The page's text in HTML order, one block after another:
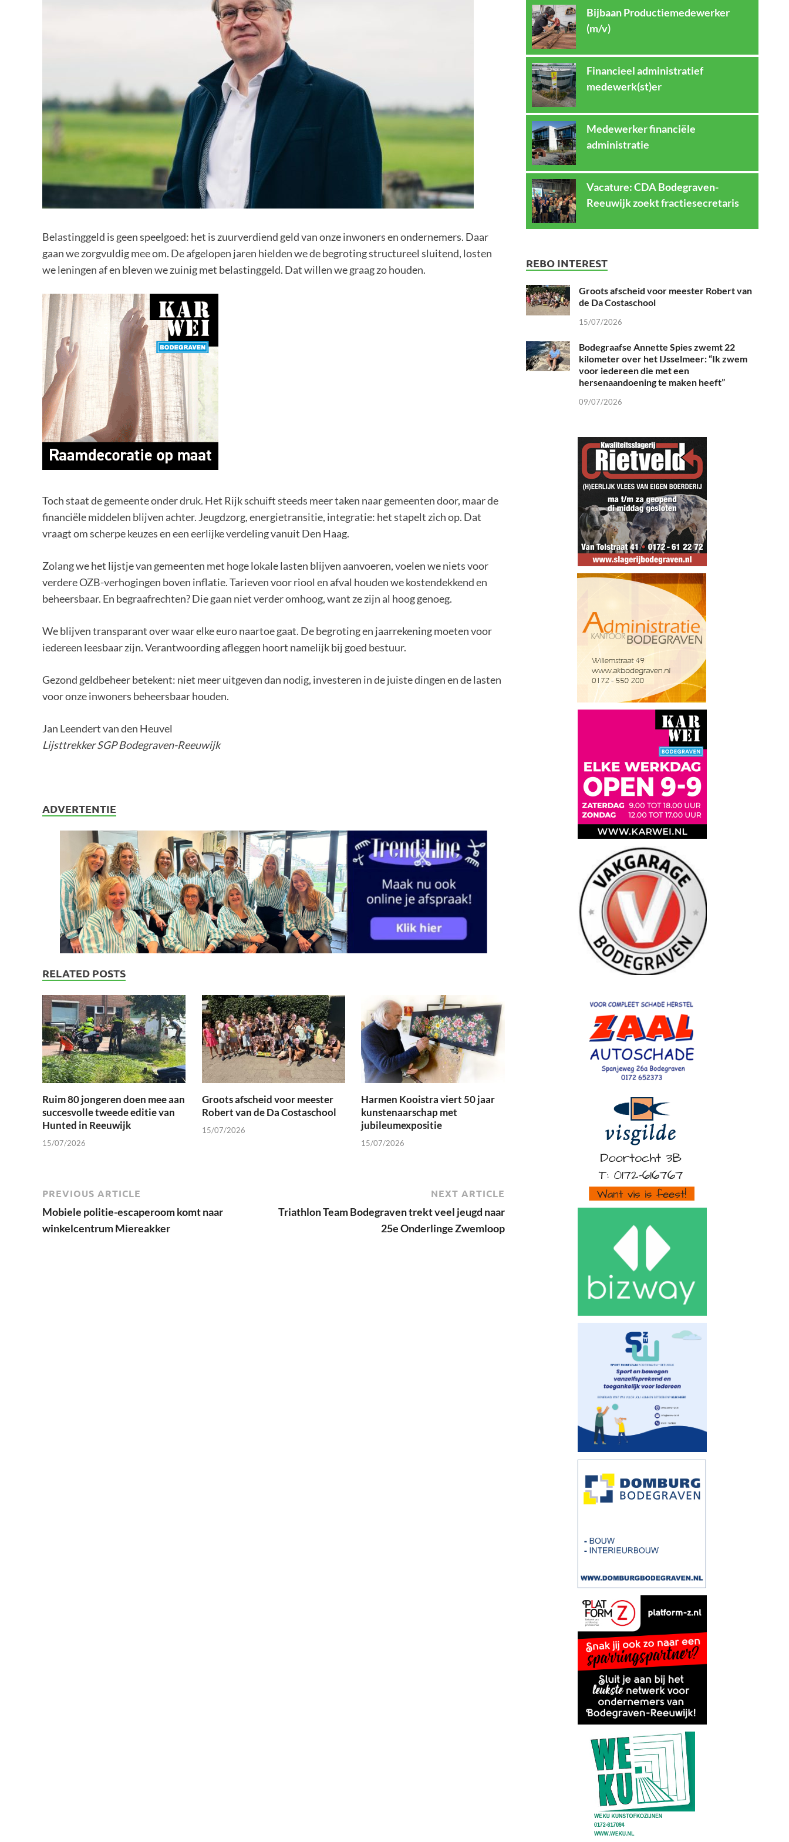
Belastinggeld is geen speelgoed: het is zuurverdiend geld van onze inwoners en ondernemers. Daar
gaan we zorgvuldig mee om. De afgelopen jaren hielden we de begroting structureel sluitend, losten
we leningen af en bleven we zuinig met belastinggeld. Dat willen we graag zo houden.
Toch staat de gemeente onder druk. Het Rijk schuift steeds meer taken naar gemeenten door, maar de
financiële middelen blijven achter. Jeugdzorg, energietransitie, integratie: het stapelt zich op. Dat
vraagt om scherpe keuzes en een eerlijke verdeling vanuit Den Haag.
Zolang we het lijstje van gemeenten met hoge lokale lasten blijven aanvoeren, voelen we niets voor
verdere OZB-verhogingen boven inflatie. Tarieven voor riool en afval houden we kostendekkend en
beheersbaar. En begraafrechten? Die gaan niet verder omhoog, want ze zijn al hoog genoeg.
We blijven transparant over waar elke euro naartoe gaat. De begroting en jaarrekening moeten voor
iedereen leesbaar zijn. Verantwoording afleggen hoort namelijk bij goed bestuur.
Gezond geldbeheer betekent: niet meer uitgeven dan nodig, investeren in de juiste dingen en de lasten
voor onze inwoners beheersbaar houden.
Jan Leendert van den Heuvel
Lijsttrekker SGP Bodegraven-Reeuwijk
ADVERTENTIE
RELATED POSTS
Ruim 80 jongeren doen mee aan
succesvolle tweede editie van
Hunted in Reeuwijk
15/07/2026
Groots afscheid voor meester
Robert van de Da Costaschool
15/07/2026
Harmen Kooistra viert 50 jaar
kunstenaarschap met
jubileumexpositie
15/07/2026
PREVIOUS ARTICLE
Mobiele politie-escaperoom komt naar
winkelcentrum Miereakker
NEXT ARTICLE
Triathlon Team Bodegraven trekt veel jeugd naar
25e Onderlinge Zwemloop
Bijbaan Productiemedewerker
(m/v)
Financieel administratief
medewerk(st)er
Medewerker financiële
administratie
Vacature: CDA Bodegraven-
Reeuwijk zoekt fractiesecretaris
REBO INTEREST
Groots afscheid voor meester Robert van
de Da Costaschool
15/07/2026
Bodegraafse Annette Spies zwemt 22
kilometer over het IJsselmeer: “Ik zwem
voor iedereen die met een
hersenaandoening te maken heeft”
09/07/2026